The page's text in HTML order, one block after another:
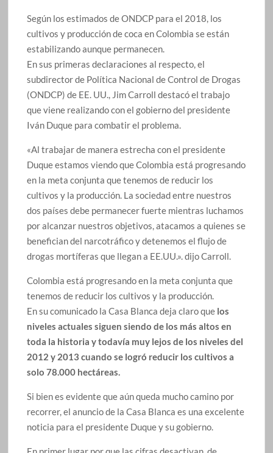
Según los estimados de ONDCP para el 2018, los
cultivos y producción de coca en Colombia se están
estabilizando aunque permanecen.
En sus primeras declaraciones al respecto, el
subdirector de Política Nacional de Control de Drogas
(ONDCP) de EE. UU., Jim Carroll destacó el trabajo
que viene realizando con el gobierno del presidente
Iván Duque para combatir el problema.
«Al trabajar de manera estrecha con el presidente
Duque estamos viendo que Colombia está progresando
en la meta conjunta que tenemos de reducir los
cultivos y la producción. La sociedad entre nuestros
dos países debe permanecer fuerte mientras luchamos
por alcanzar nuestros objetivos, atacamos a quienes se
benefician del narcotráfico y detenemos el flujo de
drogas mortíferas que llegan a EE.UU.». dijo Carroll.
Colombia está progresando en la meta conjunta que
tenemos de reducir los cultivos y la producción.
En su comunicado la Casa Blanca deja claro que los
niveles actuales siguen siendo de los más altos en
toda la historia y todavía muy lejos de los niveles del
2012 y 2013 cuando se logró reducir los cultivos a
solo 78.000 hectáreas.
Si bien es evidente que aún queda mucho camino por
recorrer, el anuncio de la Casa Blanca es una excelente
noticia para el presidente Duque y su gobierno.